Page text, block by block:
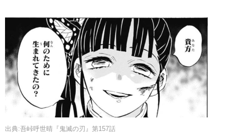
出典:吾峠呼世晴『鬼滅の刃』第157話